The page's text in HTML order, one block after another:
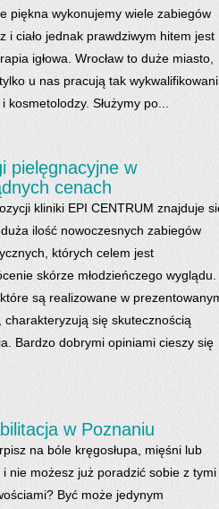
piękna wykonujemy wiele zabiegów
i ciało jednak prawdziwym hitem jest
igłowa. Wrocław to duże miasto,
u nas pracują tak wykwalifikowani
kosmetolodzy. Służymy po...
pielęgnacyjne w
cenach
kliniki EPI CENTRUM znajduje
ilość nowoczesnych zabiegów
których celem jest
skórze młodzieńczego wyglądu.
które są realizowane w
charakteryzują się skutecznością
Bardzo dobrymi opiniami cieszy się
w Poznaniu
na bóle kręgosłupa, mięśni lub
i nie możesz już poradzić sobie z tymi
Być może jedynym